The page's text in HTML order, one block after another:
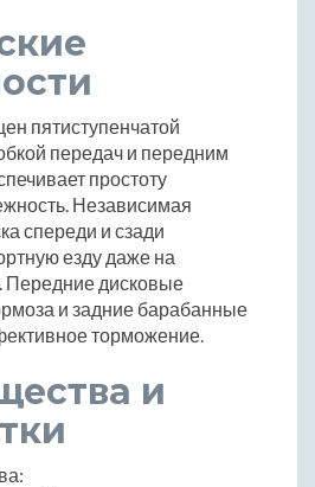
пятиступенчатой
передач и передним
простоту
Независимая
спереди и сзади
езду даже на
Передние дисковые
и задние барабанные
торможение.
и